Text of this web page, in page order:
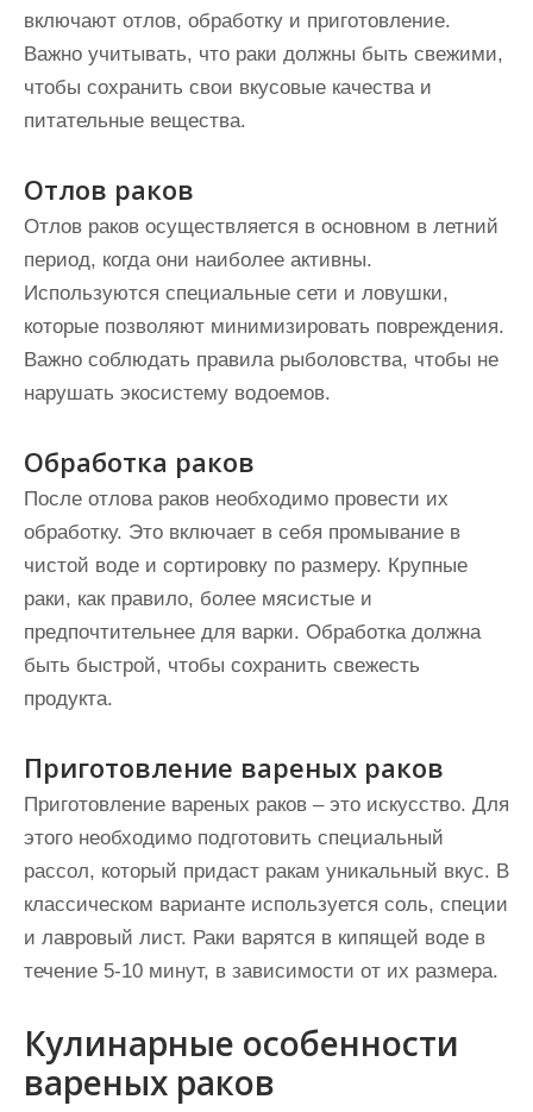
включают отлов, обработку и приготовление.
Важно учитывать, что раки должны быть свежими,
чтобы сохранить свои вкусовые качества и
питательные вещества.
Отлов раков
Отлов раков осуществляется в основном в летний
период, когда они наиболее активны.
Используются специальные сети и ловушки,
которые позволяют минимизировать повреждения.
Важно соблюдать правила рыболовства, чтобы не
нарушать экосистему водоемов.
Обработка раков
После отлова раков необходимо провести их
обработку. Это включает в себя промывание в
чистой воде и сортировку по размеру. Крупные
раки, как правило, более мясистые и
предпочтительнее для варки. Обработка должна
быть быстрой, чтобы сохранить свежесть
продукта.
Приготовление вареных раков
Приготовление вареных раков – это искусство. Для
этого необходимо подготовить специальный
рассол, который придаст ракам уникальный вкус. В
классическом варианте используется соль, специи
и лавровый лист. Раки варятся в кипящей воде в
течение 5-10 минут, в зависимости от их размера.
Кулинарные особенности
вареных раков